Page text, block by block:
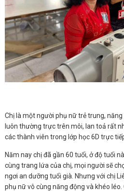
Chị là một người phụ nữ trẻ trung,
luôn thường trực trên môi, lan toả rất
các thành viên trong lớp học 6D trực
Năm nay chị đã gần 60 tuổi, ở độ tuổi
cùng trang lứa của chị, mọi người sẽ
ngơi an dưỡng tuổi già. Nhưng với chị
phụ nữ vô cùng năng động và khéo léo.
ĐĂNG KÝ TƯ
HOÀN
Đăng ký tư vấn trực